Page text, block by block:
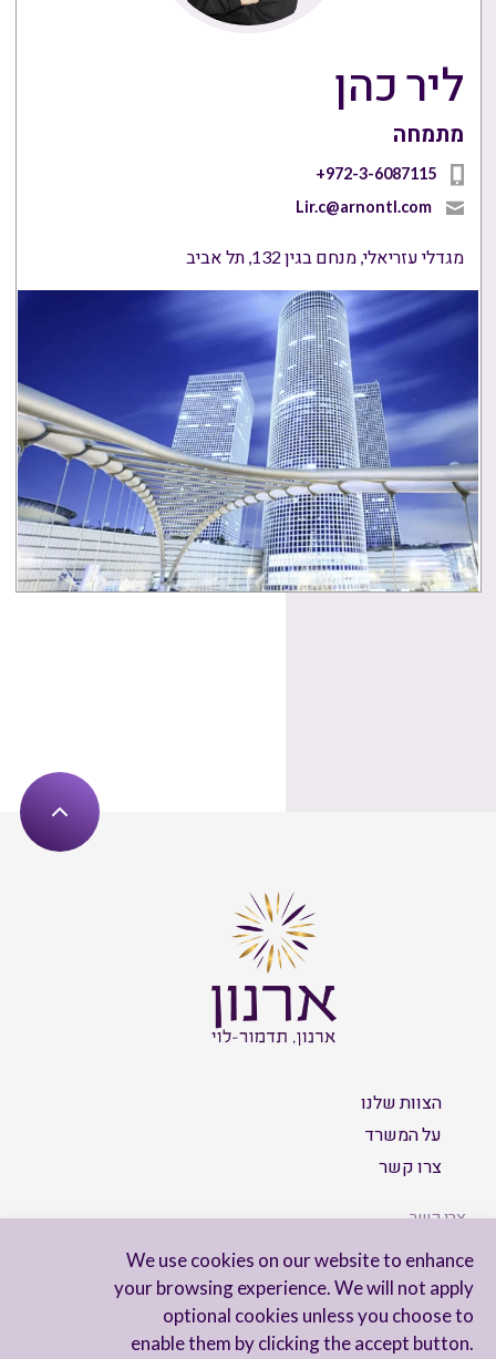
We use cookies on our website to enhance
your browsing experience. We will not apply
optional cookies unless you choose to
enable them by clicking the accept button.
ליר כהן
מתמחה
‎+972-3-6087115
Lir.c@arnontl.com
מגדלי עזריאלי, מנחם בגין 132, תל אביב
הצוות שלנו
על המשרד
צרו קשר
צרו קשר
הישארו מעודכנים